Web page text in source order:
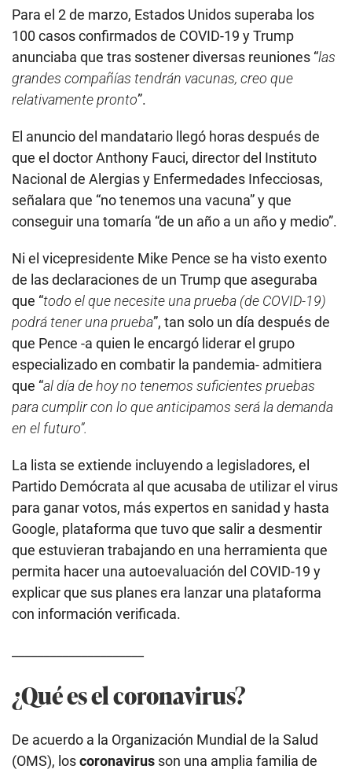
Para el 2 de marzo, Estados Unidos superaba los
100 casos confirmados de COVID-19 y Trump
anunciaba que tras sostener diversas reuniones “las
grandes compañías tendrán vacunas, creo que
relativamente pronto”.
El anuncio del mandatario llegó horas después de
que el doctor Anthony Fauci, director del Instituto
Nacional de Alergias y Enfermedades Infecciosas,
señalara que “no tenemos una vacuna” y que
conseguir una tomaría “de un año a un año y medio”.
Ni el vicepresidente Mike Pence se ha visto exento
de las declaraciones de un Trump que aseguraba
que “todo el que necesite una prueba (de COVID-19)
podrá tener una prueba”, tan solo un día después de
que Pence -a quien le encargó liderar el grupo
especializado en combatir la pandemia- admitiera
que “al día de hoy no tenemos suficientes pruebas
para cumplir con lo que anticipamos será la demanda
en el futuro”.
La lista se extiende incluyendo a legisladores, el
Partido Demócrata al que acusaba de utilizar el virus
para ganar votos, más expertos en sanidad y hasta
Google, plataforma que tuvo que salir a desmentir
que estuvieran trabajando en una herramienta que
permita hacer una autoevaluación del COVID-19 y
explicar que sus planes era lanzar una plataforma
con información verificada.
¿Qué es el coronavirus?
De acuerdo a la Organización Mundial de la Salud
(OMS), loscoronavirus son una amplia familia de